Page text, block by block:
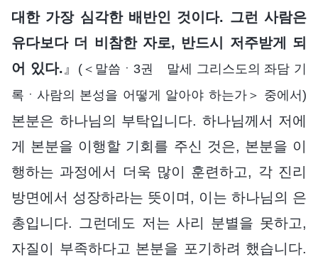
대한 가장 심각한 배반인 것이다. 그런 사람은
유다보다 더 비참한 자로, 반드시 저주받게 되
어 있다. 』
(＜말씀ㆍ3권 말세 그리스도의 좌담 기
록ㆍ사람의 본성을 어떻게 알아야 하는가＞ 중에서)
본분은 하나님의 부탁입니다. 하나님께서 저에
게 본분을 이행할 기회를 주신 것은, 본분을 이
행하는 과정에서 더욱 많이 훈련하고, 각 진리
방면에서 성장하라는 뜻이며, 이는 하나님의 은
총입니다. 그런데도 저는 사리 분별을 못하고,
자질이 부족하다고 본분을 포기하려 했습니다.